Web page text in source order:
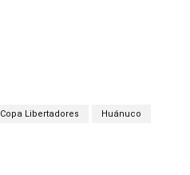
Copa Libertadores Huánuco